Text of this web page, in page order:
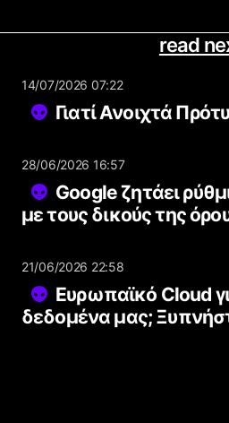
read
14/07/2026 07:22
Γιατί Ανοιχτά
28/06/2026 16:57
Google ζητάει
με τους δικούς της
21/06/2026 22:58
Ευρωπαϊκό Cloud
δεδομένα μας;